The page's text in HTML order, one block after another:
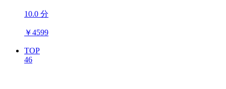
10.0 分
￥4599
TOP
46